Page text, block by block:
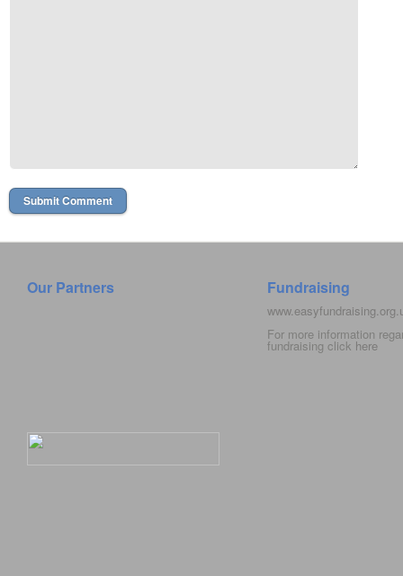
Our Partners Fundraising
For more information
fundraising click here